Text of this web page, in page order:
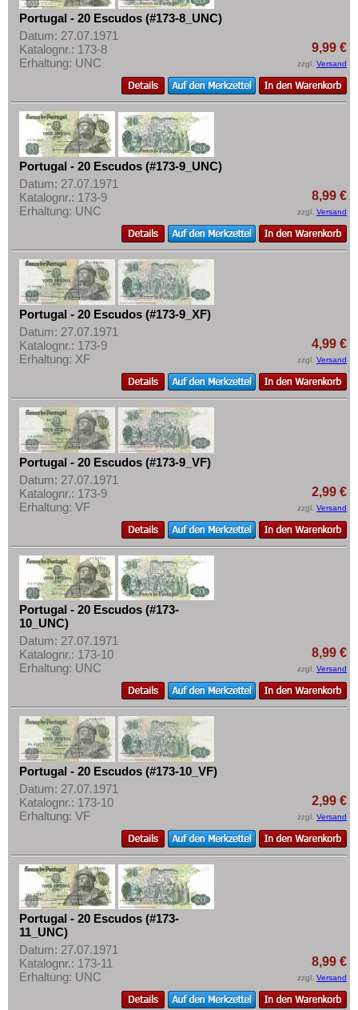
Portugal - 20 Escudos (#173-8_UNC)
Datum: 27.07.1971
Katalognr.: 173-8
Erhaltung: UNC
9,99 €
zzgl. Versand
Portugal - 20 Escudos (#173-9_UNC)
Datum: 27.07.1971
Katalognr.: 173-9
Erhaltung: UNC
8,99 €
zzgl. Versand
Portugal - 20 Escudos (#173-9_XF)
Datum: 27.07.1971
Katalognr.: 173-9
Erhaltung: XF
4,99 €
zzgl. Versand
Portugal - 20 Escudos (#173-9_VF)
Datum: 27.07.1971
Katalognr.: 173-9
Erhaltung: VF
2,99 €
zzgl. Versand
Portugal - 20 Escudos (#173-
10_UNC)
Datum: 27.07.1971
Katalognr.: 173-10
Erhaltung: UNC
8,99 €
zzgl. Versand
Portugal - 20 Escudos (#173-10_VF)
Datum: 27.07.1971
Katalognr.: 173-10
Erhaltung: VF
2,99 €
zzgl. Versand
Portugal - 20 Escudos (#173-
11_UNC)
Datum: 27.07.1971
Katalognr.: 173-11
Erhaltung: UNC
8,99 €
zzgl. Versand